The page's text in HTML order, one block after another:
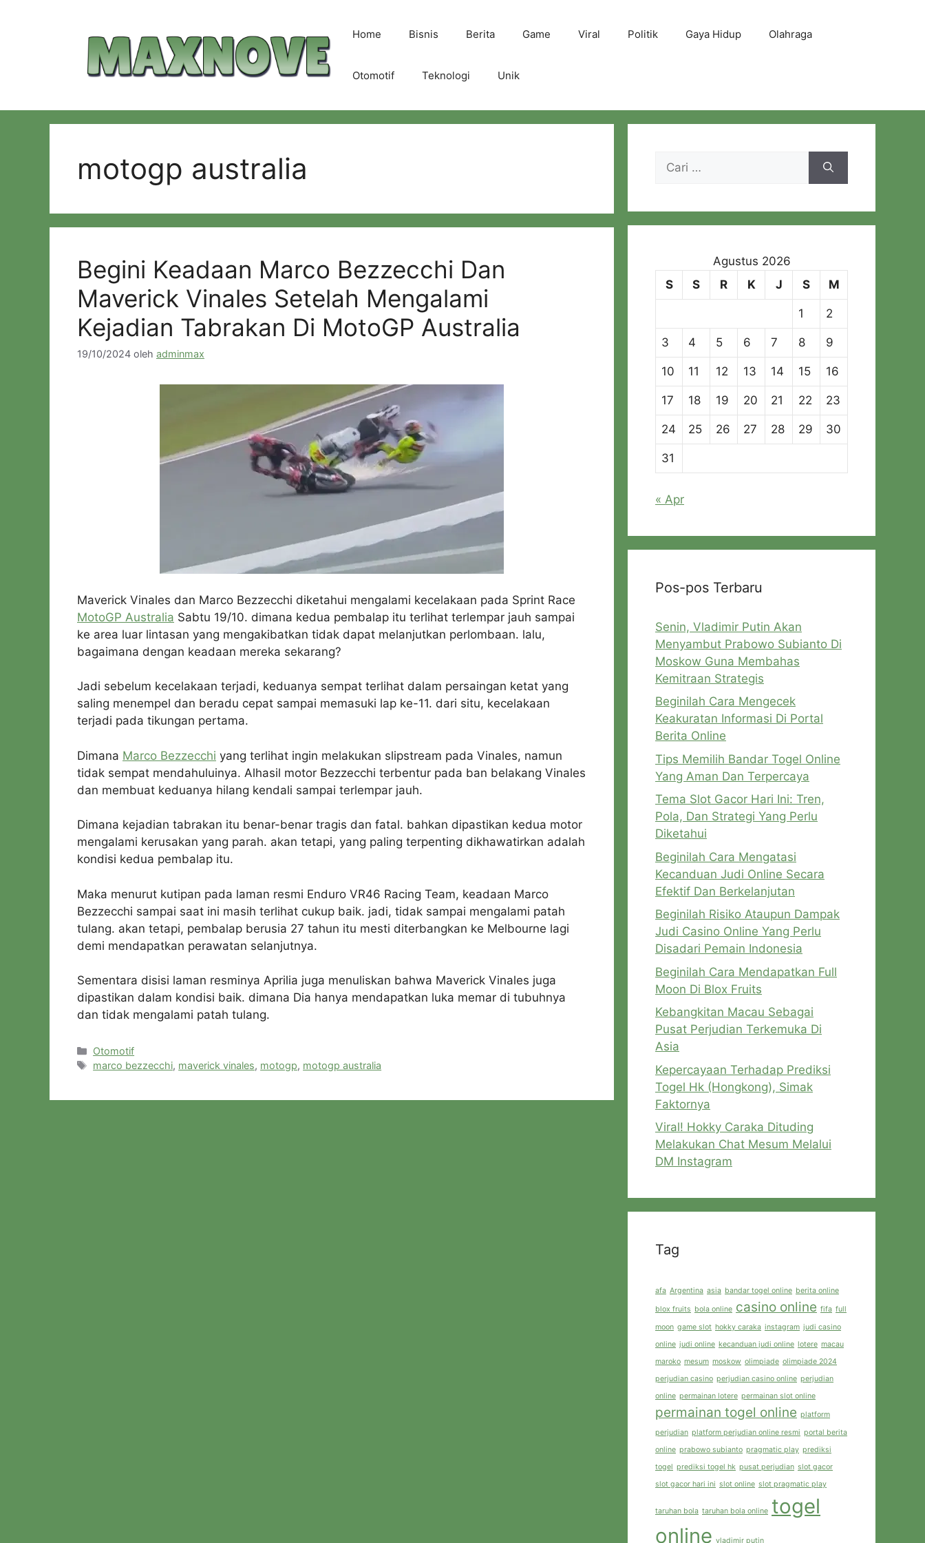
Home Bisnis Berita Game Viral Politik Gaya Hidup Olahraga
Otomotif Teknologi Unik
motogp australia
Begini Keadaan Marco Bezzecchi Dan
Maverick Vinales Setelah Mengalami
Kejadian Tabrakan Di MotoGP Australia
19/10/2024 oleh adminmax
Maverick Vinales dan Marco Bezzecchi diketahui mengalami kecelakaan pada Sprint Race
MotoGP Australia Sabtu 19/10. dimana kedua pembalap itu terlihat terlempar jauh sampai
ke area luar lintasan yang mengakibatkan tidak dapat melanjutkan perlombaan. lalu,
bagaimana dengan keadaan mereka sekarang?
Jadi sebelum kecelakaan terjadi, keduanya sempat terlihat dalam persaingan ketat yang
saling menempel dan beradu cepat sampai memasuki lap ke-11. dari situ, kecelakaan
terjadi pada tikungan pertama.
Dimana Marco Bezzecchi yang terlihat ingin melakukan slipstream pada Vinales, namun
tidak sempat mendahuluinya. Alhasil motor Bezzecchi terbentur pada ban belakang Vinales
dan membuat keduanya hilang kendali sampai terlempar jauh.
Dimana kejadian tabrakan itu benar-benar tragis dan fatal. bahkan dipastikan kedua motor
mengalami kerusakan yang parah. akan tetapi, yang paling terpenting dikhawatirkan adalah
kondisi kedua pembalap itu.
Maka menurut kutipan pada laman resmi Enduro VR46 Racing Team, keadaan Marco
Bezzecchi sampai saat ini masih terlihat cukup baik. jadi, tidak sampai mengalami patah
tulang. akan tetapi, pembalap berusia 27 tahun itu mesti diterbangkan ke Melbourne lagi
demi mendapatkan perawatan selanjutnya.
Sementara disisi laman resminya Aprilia juga menuliskan bahwa Maverick Vinales juga
dipastikan dalam kondisi baik. dimana Dia hanya mendapatkan luka memar di tubuhnya
dan tidak mengalami patah tulang.
Kategori
Otomotif
Tag
marco bezzecchi, maverick vinales, motogp, motogp australia
Cari
Agustus 2026
S
S R K J S M
1 2
3 4 5 6 7 8 9
10 11 12 13 14 15 16
17 18 19 20 21 22 23
24 25 26 27 28 29 30
31
« Apr
Pos-pos Terbaru
Senin, Vladimir Putin Akan
Menyambut Prabowo Subianto Di
Moskow Guna Membahas
Kemitraan Strategis
Beginilah Cara Mengecek
Keakuratan Informasi Di Portal
Berita Online
Tips Memilih Bandar Togel Online
Yang Aman Dan Terpercaya
Tema Slot Gacor Hari Ini: Tren,
Pola, Dan Strategi Yang Perlu
Diketahui
Beginilah Cara Mengatasi
Kecanduan Judi Online Secara
Efektif Dan Berkelanjutan
Beginilah Risiko Ataupun Dampak
Judi Casino Online Yang Perlu
Disadari Pemain Indonesia
Beginilah Cara Mendapatkan Full
Moon Di Blox Fruits
Kebangkitan Macau Sebagai
Pusat Perjudian Terkemuka Di
Asia
Kepercayaan Terhadap Prediksi
Togel Hk (Hongkong), Simak
Faktornya
Viral! Hokky Caraka Dituding
Melakukan Chat Mesum Melalui
DM Instagram
Tag
afa Argentina asia bandar togel online berita online
blox fruits bola online casino online fifa full
moon game slot hokky caraka instagram judi casino
online judi online kecanduan judi online lotere macau
maroko mesum moskow olimpiade olimpiade 2024
perjudian casino perjudian casino online perjudian
online permainan lotere permainan slot online
permainan togel online platform
perjudian platform perjudian online resmi portal berita
online prabowo subianto pragmatic play prediksi
togel prediksi togel hk pusat perjudian slot gacor
slot gacor hari ini slot online slot pragmatic play
taruhan bola taruhan bola online togel
online vladimir putin